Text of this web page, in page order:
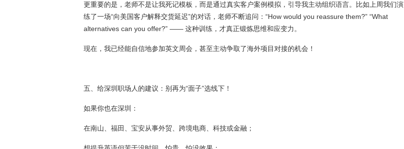
更重要的是，老师不是让我死记模板，而是通过真实客户案例模拟，引导我主动组织语言。比如上周我们演
练了一场“向美国客户解释交货延迟”的对话，老师不断追问：“How would you reassure them?” “What
alternatives can you offer?” —— 这种训练，才真正锻炼思维和应变力。
现在，我已经能自信地参加英文周会，甚至主动争取了海外项目对接的机会！
五、给深圳职场人的建议：别再为“面子”选线下！
如果你也在深圳：
在南山、福田、宝安从事外贸、跨境电商、科技或金融；